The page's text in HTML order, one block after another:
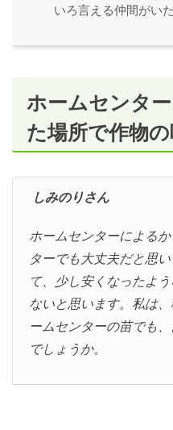
いろ言える仲間がい
ホームセンタ
た場所で作物
しみのりさん
ホームセンターによる
ターでも大丈夫だと思
て、少し安くなったよ
ないと思います。私は
ームセンターの苗でも
でしょうか。